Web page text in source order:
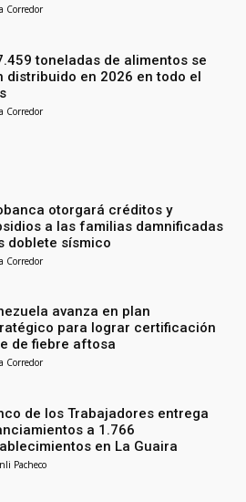
Corredor
toneladas de alimentos se
distribuido en 2026 en todo el
Corredor
otorgará créditos y
a las familias damnificadas
doblete sísmico
Corredor
avanza en plan
para lograr certificación
de fiebre aftosa
Corredor
de los Trabajadores entrega
a 1.766
en La Guaira
Pacheco